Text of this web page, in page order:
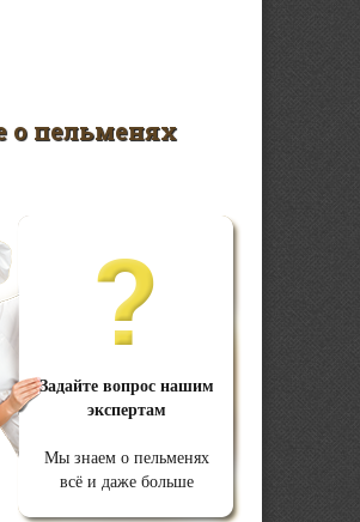
вку …
о пельменях
Задайте вопрос нашим
экспертам
Мы знаем о пельменях
всё и даже больше